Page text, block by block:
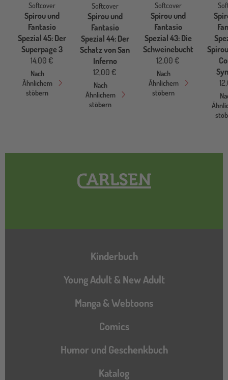
Softcover
Spirou und
Fantasio
Spezial 45: Der
Superpage 3
14,00 €
Nach
Ähnlichem
stöbern
Softcover
Spirou und
Fantasio
Spezial 44: Der
Schatz von San
Inferno
12,00 €
Nach
Ähnlichem
stöbern
Softcover
Spirou und
Fantasio
Spezial 43: Die
Schweinebucht
12,00 €
Nach
Ähnlichem
stöbern
Hauptnavigation
Kinderbuch
Young Adult & New Adult
Manga & Webtoons
Comics
Humor und Geschenkbuch
Katalog
Katalog